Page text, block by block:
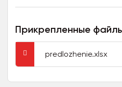
Прикрепленные
predlozhenie.xlsx